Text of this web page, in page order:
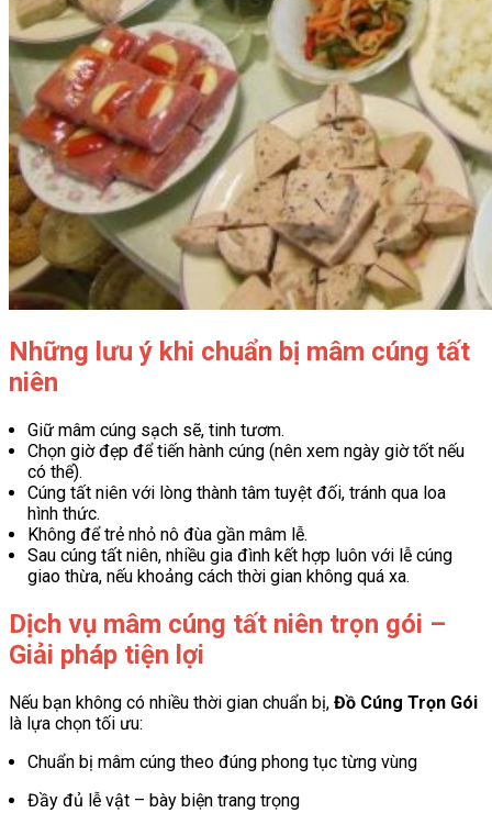
Những lưu ý khi chuẩn bị mâm cúng tất
niên
Giữ mâm cúng sạch sẽ, tinh tươm.
Chọn giờ đẹp để tiến hành cúng (nên xem ngày giờ tốt nếu
có thể).
Cúng tất niên với lòng thành tâm tuyệt đối, tránh qua loa
hình thức.
Không để trẻ nhỏ nô đùa gần mâm lễ.
Sau cúng tất niên, nhiều gia đình kết hợp luôn với lễ cúng
giao thừa, nếu khoảng cách thời gian không quá xa.
Dịch vụ mâm cúng tất niên trọn gói –
Giải pháp tiện lợi
Nếu bạn không có nhiều thời gian chuẩn bị, Đồ Cúng Trọn Gói
là lựa chọn tối ưu:
Chuẩn bị mâm cúng theo đúng phong tục từng vùng
Đầy đủ lễ vật – bày biện trang trọng